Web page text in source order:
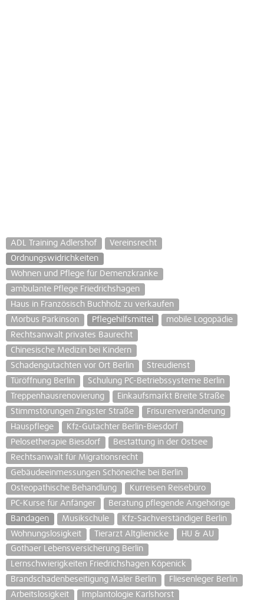
ADL Training Adlershof
Vereinsrecht
Ordnungswidrichkeiten
Wohnen und Pflege für Demenzkranke
ambulante Pflege Friedrichshagen
Haus in Französisch Buchholz zu verkaufen
Morbus Parkinson
Pflegehilfsmittel
mobile Logopädie
Rechtsanwalt privates Baurecht
Chinesische Medizin bei Kindern
Schadengutachten vor Ort Berlin
Streudienst
Türöffnung Berlin
Schulung PC-Betriebssysteme Berlin
Treppenhausrenovierung
Einkaufsmarkt Breite Straße
Stimmstörungen Zingster Straße
Frisurenveränderung
Hauspflege
Kfz-Gutachter Berlin-Biesdorf
Pelosetherapie Biesdorf
Bestattung in der Ostsee
Rechtsanwalt für Migrationsrecht
Gebäudeeinmessungen Schöneiche bei Berlin
Osteopathische Behandlung
Kurreisen Reisebüro
PC-Kurse für Anfänger
Beratung pflegende Angehörige
Bandagen
Musikschule
Kfz-Sachverständiger Berlin
Wohnungslosigkeit
Tierarzt Altglienicke
HU & AU
Gothaer Lebensversicherung Berlin
Lernschwierigkeiten Friedrichshagen Köpenick
Brandschadenbeseitigung Maler Berlin
Fliesenleger Berlin
Arbeitslosigkeit
Implantologie Karlshorst